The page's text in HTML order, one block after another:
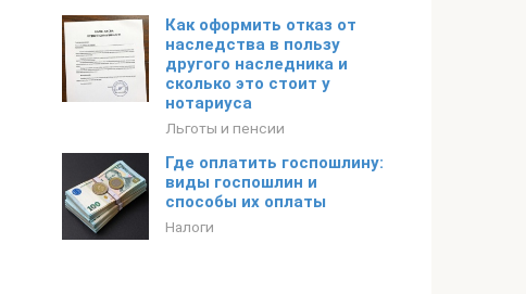
Как оформить отказ от
наследства в пользу
другого наследника и
сколько это стоит у
нотариуса
Льготы и пенсии
Где оплатить госпошлину:
виды госпошлин и
способы их оплаты
Налоги